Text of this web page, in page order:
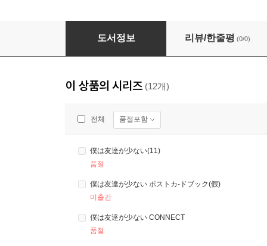
僕は友達が少ない 3
도서정보 리뷰/한줄평 (0/0)
이 상품의 시리즈 (12개)
전체 품절포함
僕は友達が少ない(11)
품절
僕は友達が少ない ポストカ-ドブック(假)
미출간
僕は友達が少ない CONNECT
품절